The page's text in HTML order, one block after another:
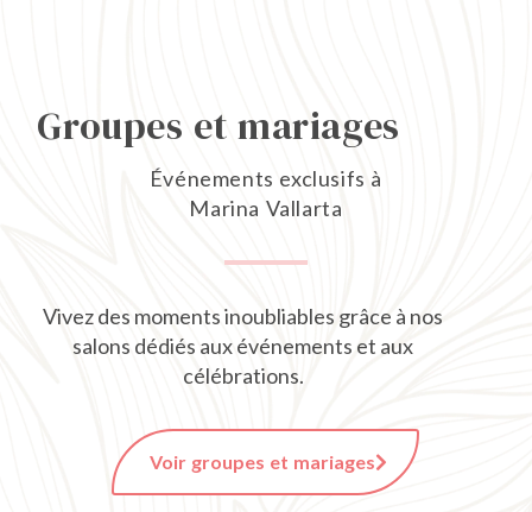
Groupes et mariages
Événements exclusifs à
Marina Vallarta
Vivez des moments inoubliables grâce à nos
salons dédiés aux événements et aux
célébrations.
Voir groupes et mariages